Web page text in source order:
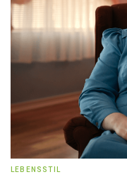
LEBENSSTIL